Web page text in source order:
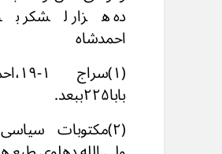
ده هزار لشکر
احمدشاه
بابا۲۲۵ببعد.
(۲)مکتوبات